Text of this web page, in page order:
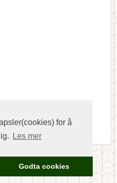
for å
Les mer
Godta cookies